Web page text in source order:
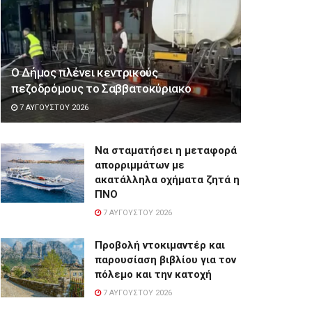
Ο Δήμος πλένει κεντρικούς
πεζοδρόμους το Σαββατοκύριακο
7 ΑΥΓΟΎΣΤΟΥ 2026
Να σταματήσει η μεταφορά
απορριμμάτων με
ακατάλληλα οχήματα ζητά η
ΠΝΟ
7 ΑΥΓΟΎΣΤΟΥ 2026
Προβολή ντοκιμαντέρ και
παρουσίαση βιβλίου για τον
πόλεμο και την κατοχή
7 ΑΥΓΟΎΣΤΟΥ 2026